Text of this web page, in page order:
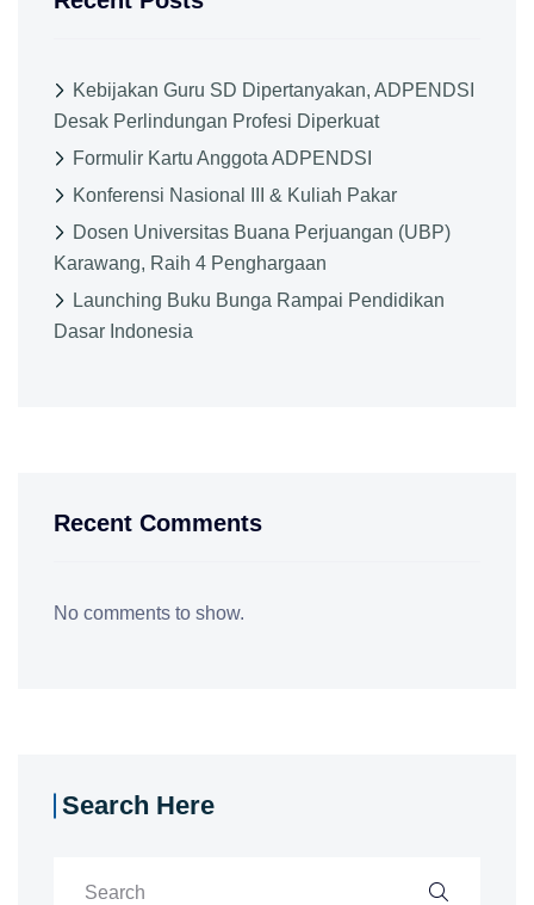
Kebijakan Guru SD Dipertanyakan, ADPENDSI
Desak Perlindungan Profesi Diperkuat
Formulir Kartu Anggota ADPENDSI
Konferensi Nasional III & Kuliah Pakar
Dosen Universitas Buana Perjuangan (UBP)
Karawang, Raih 4 Penghargaan
Launching Buku Bunga Rampai Pendidikan
Dasar Indonesia
Recent Comments
No comments to show.
Search Here